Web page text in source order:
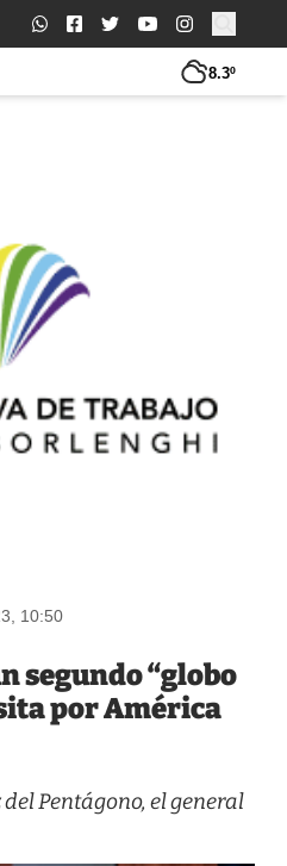
Buscar:
8.3º
10:50
segundo “globo
por América
Pentágono, el general